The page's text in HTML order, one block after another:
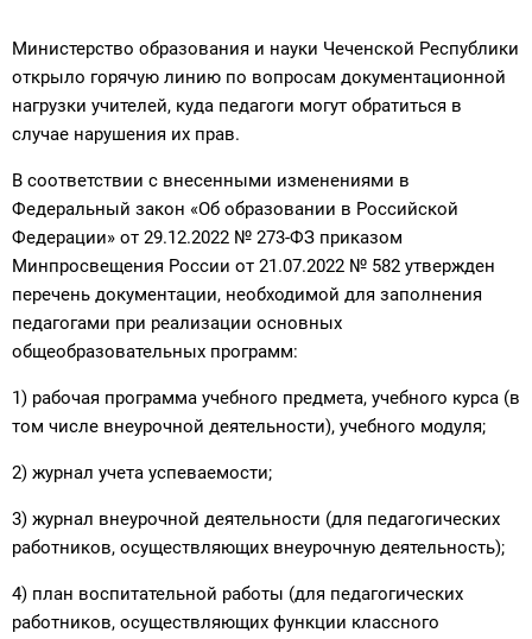
Министерство образования и науки Чеченской Республики
открыло горячую линию по вопросам документационной
нагрузки учителей, куда педагоги могут обратиться в
случае нарушения их прав.
В соответствии с внесенными изменениями в
Федеральный закон «Об образовании в Российской
Федерации» от 29.12.2022 № 273-ФЗ приказом
Минпросвещения России от 21.07.2022 № 582 утвержден
перечень документации, необходимой для заполнения
педагогами при реализации основных
общеобразовательных программ:
1) рабочая программа учебного предмета, учебного курса (в
том числе внеурочной деятельности), учебного модуля;
2) журнал учета успеваемости;
3) журнал внеурочной деятельности (для педагогических
работников, осуществляющих внеурочную деятельность);
4) план воспитательной работы (для педагогических
работников, осуществляющих функции классного